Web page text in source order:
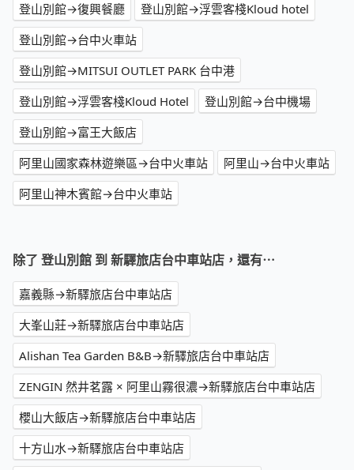
登山別館→復興餐廳
登山別館→浮雲客棧Kloud hotel
登山別館→台中火車站
登山別館→MITSUI OUTLET PARK 台中港
登山別館→浮雲客棧Kloud Hotel
登山別館→台中機場
登山別館→富王大飯店
阿里山國家森林遊樂區→台中火車站
阿里山→台中火車站
阿里山神木賓館→台中火車站
除了 登山別館 到 新驛旅店台中車站店，還有⋯
嘉義縣→新驛旅店台中車站店
大峯山莊→新驛旅店台中車站店
Alishan Tea Garden B&B→新驛旅店台中車站店
ZENGIN 然井茗露 × 阿里山霧很濃→新驛旅店台中車站店
櫻山大飯店→新驛旅店台中車站店
十方山水→新驛旅店台中車站店